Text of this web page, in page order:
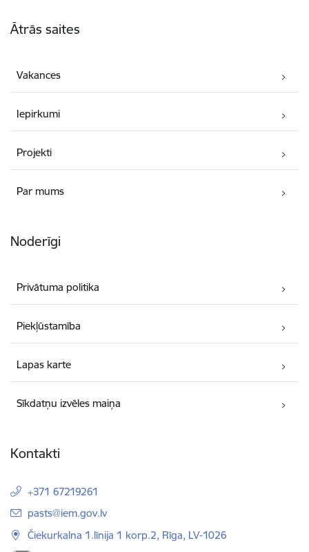
Ātrās saites
Vakances
Iepirkumi
Projekti
Par mums
Noderīgi
Privātuma politika
Piekļūstamība
Lapas karte
Sīkdatņu izvēles maiņa
Kontakti
+371 67219261
E-pasts:
pasts@iem.gov.lv
Čiekurkalna 1.līnija 1 korp.2, Rīga, LV-1026